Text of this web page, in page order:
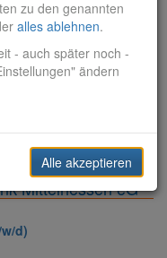
Mittelhessen eG
d)
zu den genannten
alles ablehnen.
- auch später noch -
ändern
Alle akzeptieren